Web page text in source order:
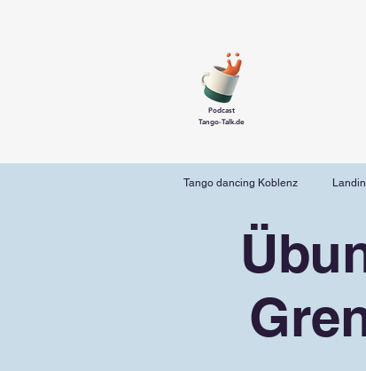
Podcast
Tango-Talk.de
Tango dancing Koblenz